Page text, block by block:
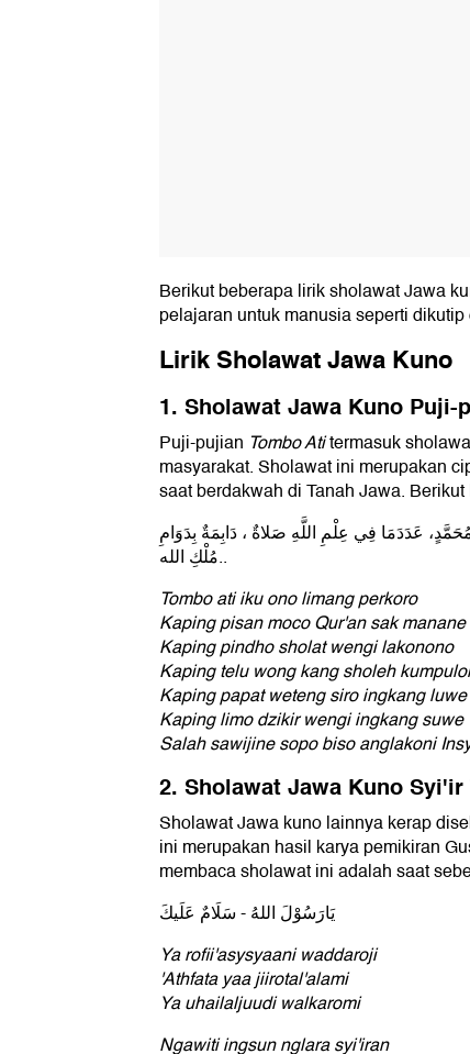
Berikut beberapa lirik sholawat Jawa
pelajaran untuk manusia seperti
Lirik Sholawat Jawa Kuno
1. Sholawat Jawa Kuno Puji-
Puji-pujian Tombo Atitermasuk
masyarakat. Sholawat ini merupakan
saat berdakwah di Tanah Jawa.
عَدَدَمَا فِي عِلْمِ اللَّهِ صَلاةٌ ، دَابِمَةٌ بِدَوَامِ
مُلْكِ الله..
Tombo ati iku ono limang perkoro
Kaping pisan moco Qur'an sak manane
Kaping pindho sholat wengi lakonono
Kaping telu wong kang sholeh
Kaping papat weteng siro ingkang luwe
Kaping limo dzikir wengi ingkang suwe
Salah sawijine sopo biso anglakoni
2. Sholawat Jawa Kuno Syi'ir
Sholawat Jawa kuno lainnya kerap
ini merupakan hasil karya pemikiran
membaca sholawat ini adalah saat
يَارَسُوْلَ اللهُ - سَلَامٌ عَلَيكَ
Ya rofii'asysyaani waddaroji
'Athfata yaa jiirotal'alami
Ya uhailaljuudi walkaromi
Ngawiti ingsun nglara syi'iran